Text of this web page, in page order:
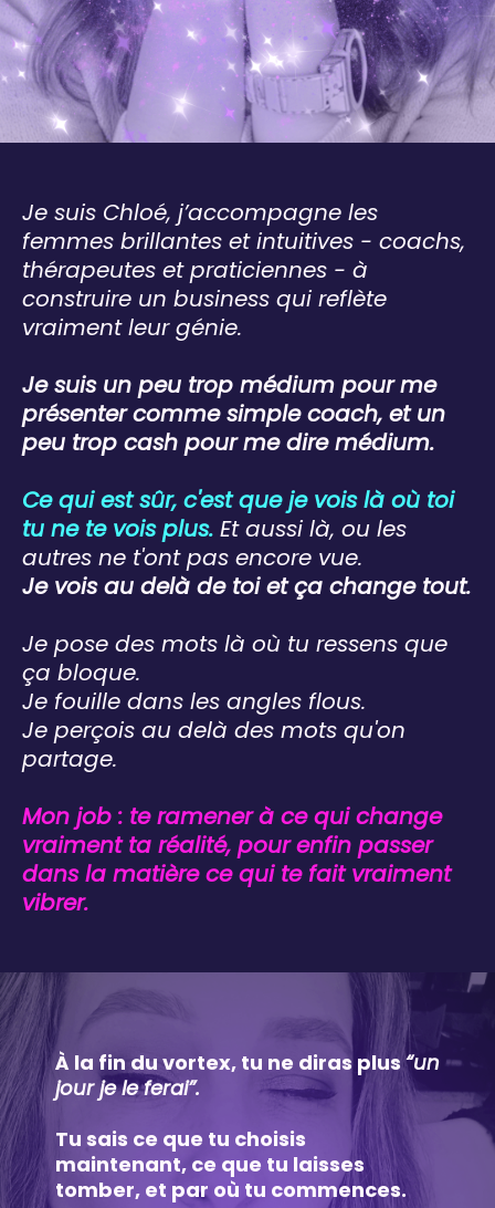
Je suis Chloé, j’accompagne les
femmes brillantes et intuitives - coachs,
thérapeutes et praticiennes - à
construire un business qui reflète
vraiment leur génie.
Je suis un peu trop médium pour me
présenter comme simple coach, et un
peu trop cash pour me dire médium.
Ce qui est sûr, c'est que je vois là où toi
tu ne te vois plus. Et aussi là, ou les
autres ne t'ont pas encore vue.
Je vois au delà de toi et ça change tout.
Je pose des mots là où tu ressens que
ça bloque.
Je fouille dans les angles flous.
Je perçois au delà des mots qu'on
partage.
Mon job : te ramener à ce qui change
vraiment ta réalité, pour enfin passer
dans la matière ce qui te fait vraiment
vibrer.
À la fin du vortex, tu ne diras plus“un
jour je le ferai”.
Tu sais ce que tu choisis
maintenant, ce que tu laisses
tomber, et par où tu commences.